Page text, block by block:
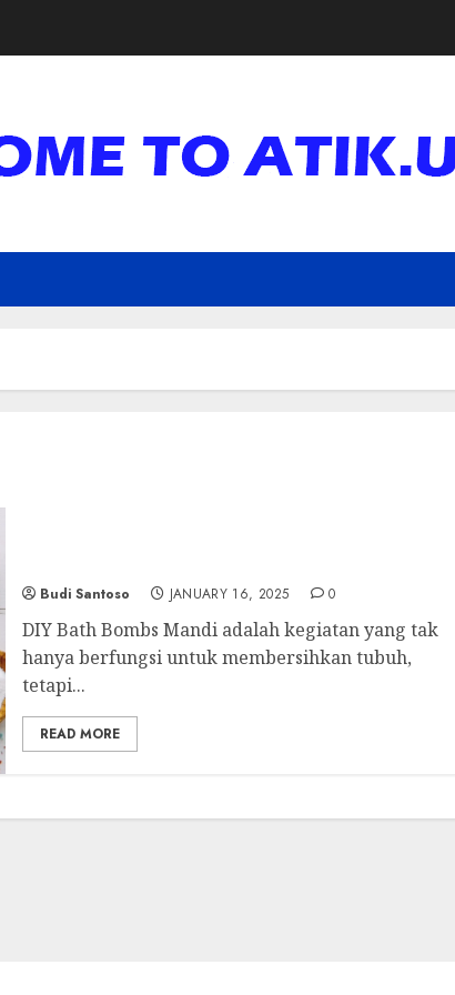
Budi Santoso JANUARY 16, 2025 0
DIY Bath Bombs Mandi adalah kegiatan yang tak
hanya berfungsi untuk membersihkan tubuh,
tetapi...
READ MORE